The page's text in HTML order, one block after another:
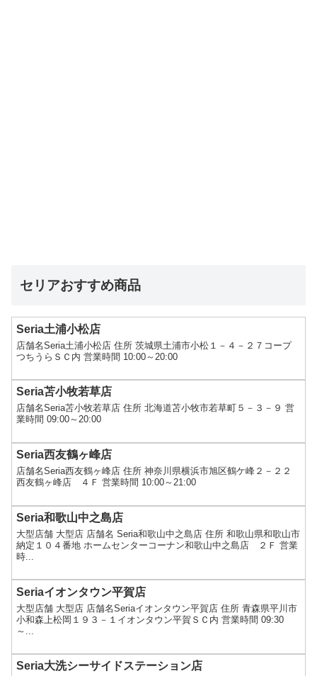
セリアおすすめ商品
Seria土浦小松店
店舗名Seria土浦小松店 住所 茨城県土浦市小松１－４－２７コープ
つちうらＳＣ内 営業時間 10:00～20:00
Seria苫小牧若草店
店舗名Seria苫小牧若草店 住所 北海道苫小牧市若草町５－３－９ 営
業時間 09:00～20:00
Seria西友鶴ヶ峰店
店舗名Seria西友鶴ヶ峰店 住所 神奈川県横浜市旭区鶴ケ峰２－２２
西友鶴ヶ峰店 ４Ｆ 営業時間 10:00～21:00
Seria和歌山中之島店
大型店舗 大型店 店舗名 Seria和歌山中之島店 住所 和歌山県和歌山市
納定１０４番地 ホームセンターコーナン和歌山中之島店 ２Ｆ 営業
時...
Seriaイオンタウン平賀店
大型店舗 大型店 店舗名Seriaイオンタウン平賀店 住所 青森県平川市
小和森上松岡１９３－１イオンタウン平賀ＳＣ内 営業時間 09:30
～...
Seria大洗シーサイドステーション店